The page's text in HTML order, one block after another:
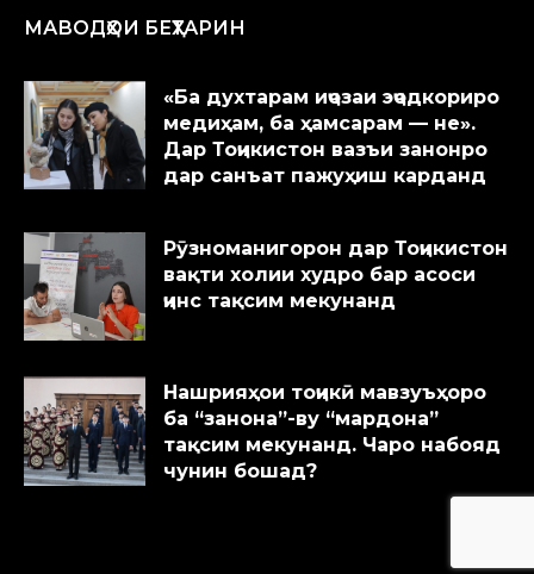
МАВОДҲОИ БЕҲТАРИН
«Ба духтарам иҷозаи эҷодкориро
медиҳам, ба ҳамсарам — не».
Дар Тоҷикистон вазъи занонро
дар санъат пажуҳиш карданд
Рӯзноманигорон дар Тоҷикистон
вақти холии худро бар асоси
ҷинс тақсим мекунанд
Нашрияҳои тоҷикӣ мавзуъҳоро
ба “занона”-ву “мардона”
тақсим мекунанд. Чаро набояд
чунин бошад?